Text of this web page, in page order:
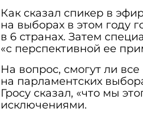
Как сказал спикер в
на выборах в этом году
в 6 странах. Затем
«с перспективной ее
На вопрос, смогут ли
на парламентских
Гросу сказал, «что мы
исключениями.